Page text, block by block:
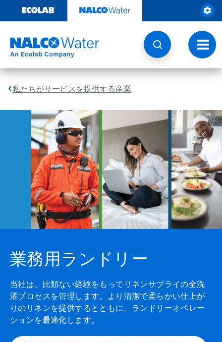
テ
る
ト
グ
ル
ナ
ョ
ン
私たちがサービスを提供する産業
業務用ランドリー
当社は、比類ない経験をもってリネンサプライの全洗
濯プロセスを管理します。より清潔で柔らかい仕上が
りのリネンを提供するとともに、ランドリーオペレー
ションを最適化します。